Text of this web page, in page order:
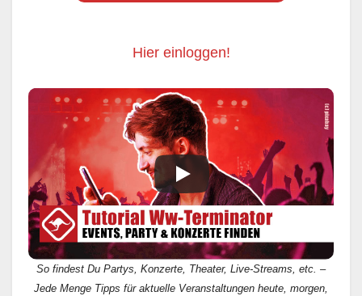
Hier einloggen!
So findest Du Partys, Konzerte, Theater, Live-Streams, etc. –
Jede Menge Tipps für aktuelle Veranstaltungen heute, morgen,